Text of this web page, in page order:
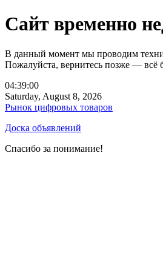
Сайт временно
В данный момент мы проводим
Пожалуйста, вернитесь позже — всё
04:39:00
Saturday, August 8, 2026
Рынок цифровых товаров
Доска объявлений
Спасибо за понимание!